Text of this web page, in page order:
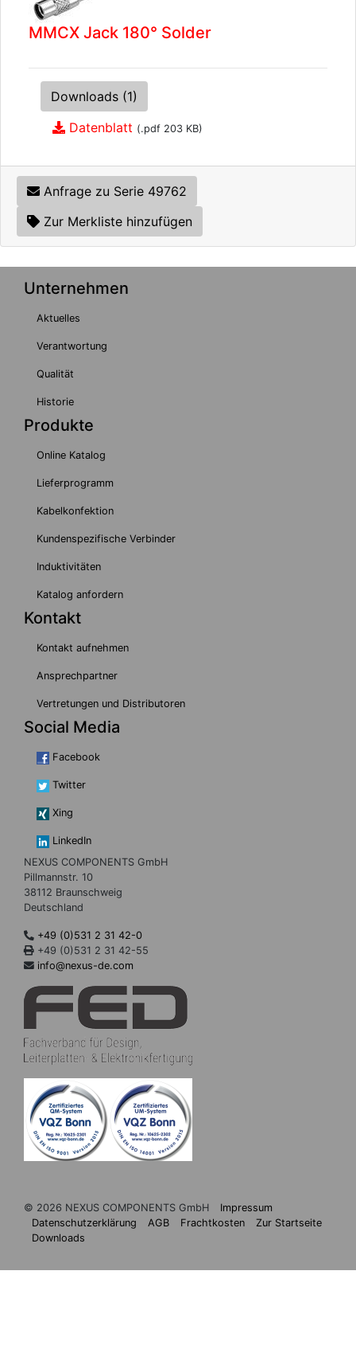
MMCX Jack 180° Solder
Downloads (1)
Datenblatt (.pdf 203 KB)
Anfrage zu Serie 49762
Zur Merkliste hinzufügen
Unternehmen
Aktuelles
Verantwortung
Qualität
Historie
Produkte
Online Katalog
Lieferprogramm
Kabelkonfektion
Kundenspezifische Verbinder
Induktivitäten
Katalog anfordern
Kontakt
Kontakt aufnehmen
Ansprechpartner
Vertretungen und Distributoren
Social Media
Facebook
Twitter
Xing
LinkedIn
NEXUS COMPONENTS GmbH
Pillmannstr. 10
38112 Braunschweig
Deutschland
+49 (0)531 2 31 42-0
+49 (0)531 2 31 42-55
info@nexus-de.com
© 2026 NEXUS COMPONENTS GmbH
Impressum
Datenschutzerklärung
AGB Frachtkosten
Zur Startseite
Downloads